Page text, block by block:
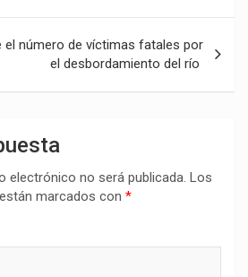
el número de víctimas fatales por
el desbordamiento del río
electrónico no será publicada. Los
marcados con *